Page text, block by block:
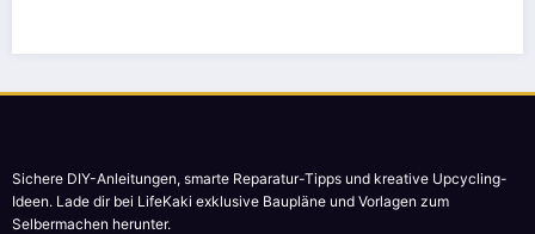
Sichere DIY-Anleitungen, smarte Reparatur-Tipps und kreative Upcycling-
Ideen. Lade dir bei LifeKaki exklusive Baupläne und Vorlagen zum
Selbermachen herunter.